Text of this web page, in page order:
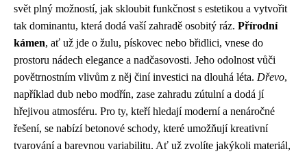
svět plný možností, jak skloubit funkčnost s estetikou a vytvořit
tak dominantu, která dodá vaší zahradě osobitý ráz. Přírodní
kámen, ať už jde o žulu, pískovec nebo břidlici, vnese do
prostoru nádech elegance a nadčasovosti. Jeho odolnost vůči
povětrnostním vlivům z něj činí investici na dlouhá léta. Dřevo,
například dub nebo modřín, zase zahradu zútulní a dodá jí
hřejivou atmosféru. Pro ty, kteří hledají moderní a nenáročné
řešení, se nabízí betonové schody, které umožňují kreativní
tvarování a barevnou variabilitu. Ať už zvolíte jakýkoli materiál,